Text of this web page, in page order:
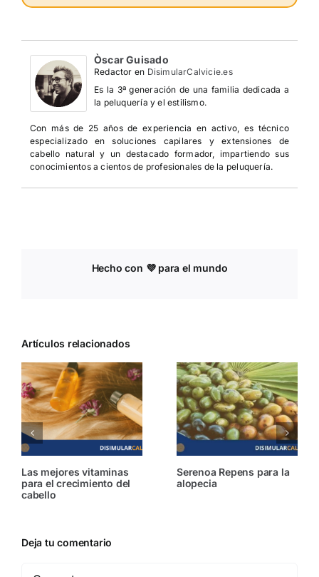
Òscar Guisado
Redactor en DisimularCalvicie.es
Es la 3ª generación de una familia dedicada a
la peluquería y el estilismo.
Con más de 25 años de experiencia en activo, es técnico
especializado en soluciones capilares y extensiones de
cabello natural y un destacado formador, impartiendo sus
conocimientos a cientos de profesionales de la peluquería.
Hecho con 💜 para el mundo
Artículos relacionados
¿Quieres un cabello más
fuerte? Estos errores
podrían arruinar tu
¿Cómo afecta el ayuno
intermitente al